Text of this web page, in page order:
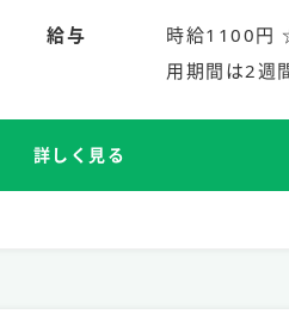
給与
時給1100円
用期間は2週
詳しく見る